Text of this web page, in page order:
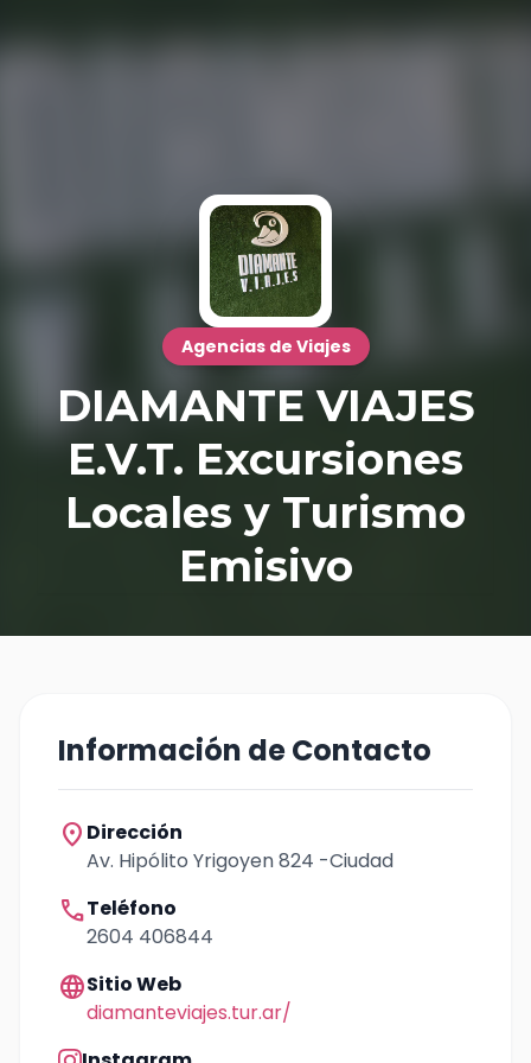
Agencias de Viajes
DIAMANTE VIAJES
E.V.T. Excursiones
Locales y Turismo
Emisivo
Información de Contacto
location_on Dirección
Av. Hipólito Yrigoyen 824 -Ciudad
callTeléfono
2604 406844
languageSitio Web
diamanteviajes.tur.ar/